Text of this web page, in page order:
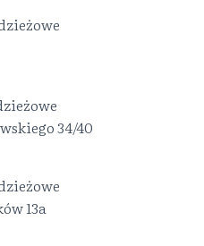
34/40
13a